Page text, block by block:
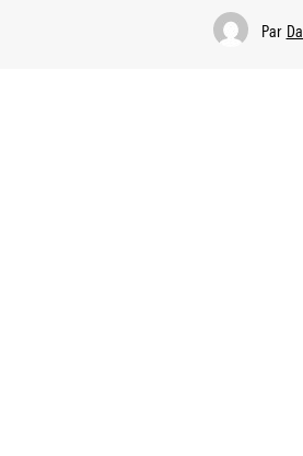
Par